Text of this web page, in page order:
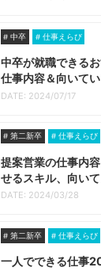
中卒 仕事えらび
中卒が就職できる
仕事内容＆向いて
DATE: 2024/07/17
第二新卒 仕事えらび
提案営業の仕事内
せるスキル、向い
DATE: 2024/03/28
第二新卒 仕事えらび
一人でできる仕事